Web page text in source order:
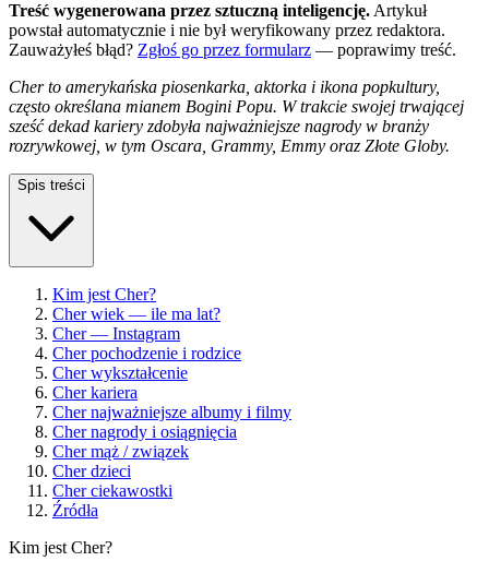
Treść wygenerowana przez sztuczną inteligencję. Artykuł
powstał automatycznie i nie był weryfikowany przez redaktora.
Zauważyłeś błąd? Zgłoś go przez formularz — poprawimy treść.
Cher to amerykańska piosenkarka, aktorka i ikona popkultury,
często określana mianem Bogini Popu. W trakcie swojej trwającej
sześć dekad kariery zdobyła najważniejsze nagrody w branży
rozrywkowej, w tym Oscara, Grammy, Emmy oraz Złote Globy.
Spis treści
Kim jest Cher?
Cher wiek — ile ma lat?
Cher — Instagram
Cher pochodzenie i rodzice
Cher wykształcenie
Cher kariera
Cher najważniejsze albumy i filmy
Cher nagrody i osiągnięcia
Cher mąż / związek
Cher dzieci
Cher ciekawostki
Źródła
Kim jest Cher?